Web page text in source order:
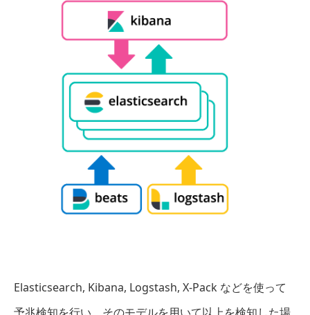
Elasticsearch, Kibana, Logstash, X-Pack などを使って